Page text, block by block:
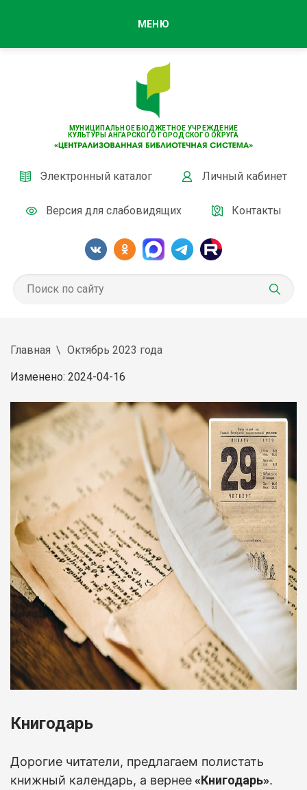
МУНИЦИПАЛЬНОЕ БЮДЖЕТНОЕ УЧРЕЖДЕНИЕ
КУЛЬТУРЫ АНГАРСКОГО ГОРОДСКОГО ОКРУГА
Электронный каталог Личный кабинет
Версия для слабовидящих Контакты
МЕНЮ
Главная Октябрь 2023 года
Изменено: 2024-04-16
Книгодарь
Дорогие читатели, предлагаем полистать
книжный календарь, а вернее«Книгодарь».